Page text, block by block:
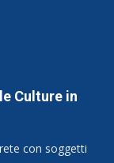
Culture in
con soggetti